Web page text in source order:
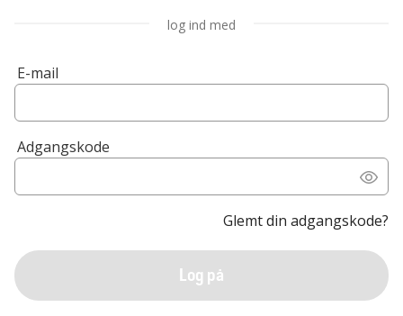
log ind med
E-mail
Adgangskode
Glemt din adgangskode?
Log på